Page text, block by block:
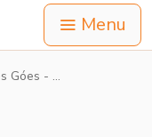
Menu
Góes - …